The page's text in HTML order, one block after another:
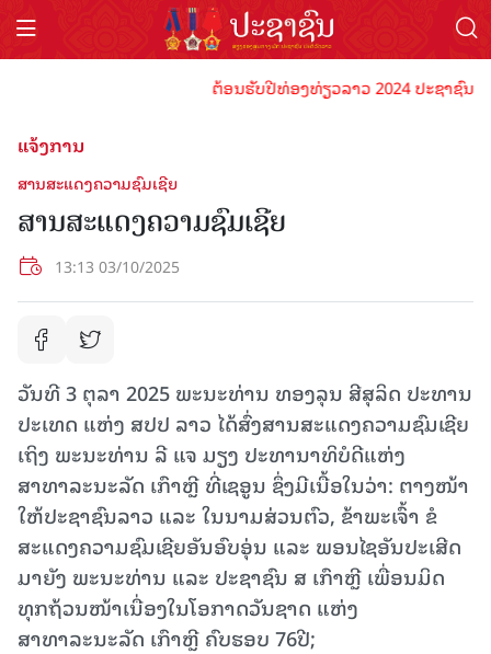
ຕ້ອນຮັບປີທ່ອງທ່ຽວລາວ 2024 ປະຊາຊົນ
ແຈ້ງການ
ສານສະແດງຄວາມຊົມເຊີຍ
ສານສະແດງຄວາມຊົມເຊີຍ
13:13 03/10/2025
ວັນ​ທີ 3 ຕຸລາ 2025 ພະນະ​ທ່ານ ທອງລຸນ ສີສຸລິດ ປະທານ
ປະເທດ ແຫ່ງ ສປປ ລາວ ໄດ້ສົ່ງສານສະແດງຄວາມຊົມເຊີຍ
ເຖິງ ພະນະ​ທ່ານ ລີ ແຈ ມຽງ ປະທານາທິບໍດີແຫ່ງ
ສາທາລະນະ​ລັດ​ ເກົາຫຼີ ທີ່​ເຊ​ອູ​ນ ຊຶ່ງມີເນື້ອໃນວ່າ: ​ຕາງໜ້າ
ໃຫ້ປະຊາຊົນລາວ ແລະ ໃນນາມສ່ວນຕົວ, ຂ້າພະເຈົ້າ ຂໍ
ສະແດງຄວາມຊົມເຊີຍອັນອົບອຸ່ນ ແລະ ພອນໄຊອັນປະເສີດ
ມາຍັງ ພະນະທ່ານ ແລະ ປະຊາຊົນ ສ ເກົາຫຼີ ເພື່ອນມິດ
ທຸກຖ້ວນໜ້າເນື່ອງໃນໂອກາດວັນຊາດ ແຫ່ງ
ສາທາລະນະລັດ ເກົາຫຼີ ຄົບຮອບ 76ປີ;